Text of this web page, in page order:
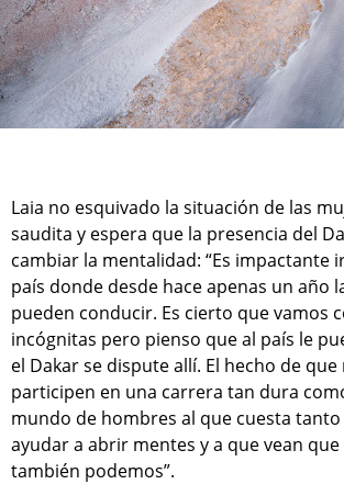
Laia no esquivado la situación de las
saudita y espera que la presencia del
cambiar la mentalidad: “Es impactante
país donde desde hace apenas un año
pueden conducir. Es cierto que vamos
incógnitas pero pienso que al país le
el Dakar se dispute allí. El hecho de
participen en una carrera tan dura
mundo de hombres al que cuesta
ayudar a abrir mentes y a que vean
también podemos”.